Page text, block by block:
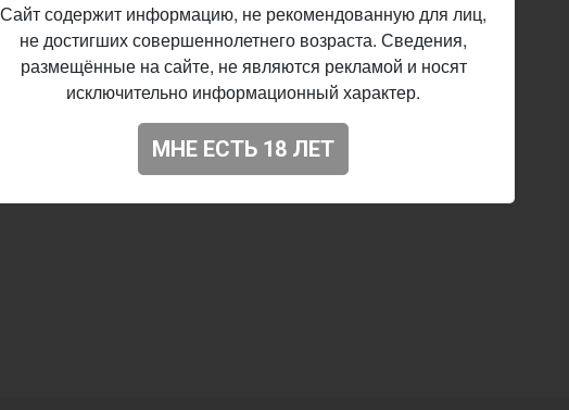
Сайт содержит информацию, не рекомендованную для лиц,
не достигших совершеннолетнего возраста. Сведения,
размещённые на сайте, не являются рекламой и носят
исключительно информационный характер.
МНЕ ЕСТЬ 18 ЛЕТ